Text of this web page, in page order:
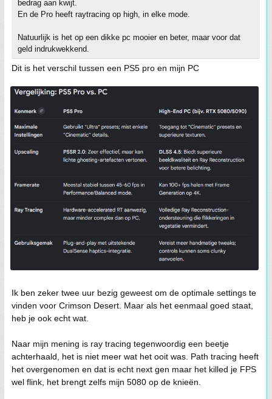
bedrag aan kwijt.
En de Pro heeft raytracing op high, in elke mode.
Natuurlijk is het op een dikke pc mooier en beter, maar voor dat
geld indrukwekkend.
Dit is het verschil tussen een PS5 pro en mijn PC
Ik ben zeker twee uur bezig geweest om de optimale settings te
vinden voor Crimson Desert. Maar als het eenmaal goed staat,
heb je ook echt wat.
Naar mijn mening is ray tracing tegenwoordig een beetje
achterhaald, het is niet meer wat het ooit was. Path tracing heeft
het overgenomen en dat is echt next gen maar het killed je FPS
wel flink, het brengt zelfs mijn 5080 op de knieën.